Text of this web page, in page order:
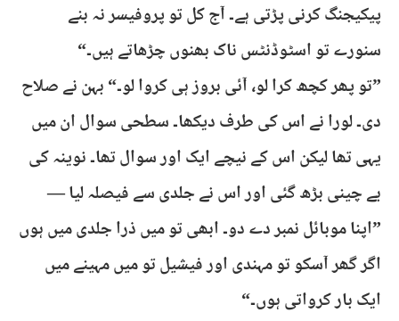
پیکیجنگ کرنی پڑتی ہے۔ آج کل تو پروفیسر نہ بنے
سنورے تو اسٹوڈنٹس ناک بھنوں چڑھاتے ہیں۔“
”تو پھر کچھ کرا لو، آئی بروز ہی کروا لو۔“ بہن نے صلاح
دی۔ لورا نے اس کی طرف دیکھا۔ سطحی سوال ان میں
یہی تھا لیکن اس کے نیچے ایک اور سوال تھا۔ نوینہ کی
بے چینی بڑھ گئی اور اس نے جلدی سے فیصلہ لیا —
”اپنا موبائل نمبر دے دو۔ ابھی تو میں ذرا جلدی میں ہوں
اگر گھر آسکو تو مہندی اور فیشیل تو میں مہینے میں
ایک بار کرواتی ہوں۔“